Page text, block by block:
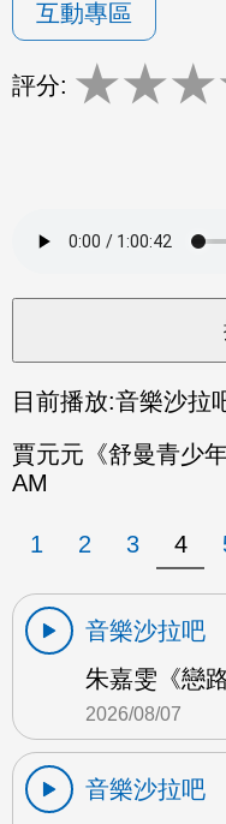
互動專區
評分: ★★★
目前播放:音樂沙拉
賈元元《舒曼青少
AM
1 2 3 4
音樂沙拉吧
朱嘉雯《戀
2026/08/07
音樂沙拉吧